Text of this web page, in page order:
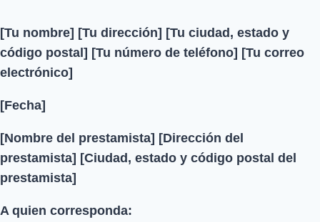
[Tu nombre] [Tu dirección] [Tu ciudad, estado y
código postal] [Tu número de teléfono] [Tu correo
electrónico]
[Fecha]
[Nombre del prestamista] [Dirección del
prestamista] [Ciudad, estado y código postal del
prestamista]
A quien corresponda: